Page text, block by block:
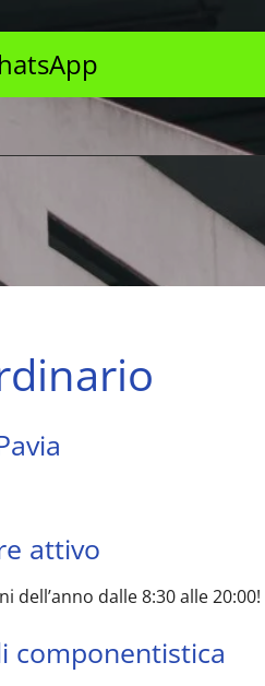
attivo
dalle 8:30 alle
componentistica